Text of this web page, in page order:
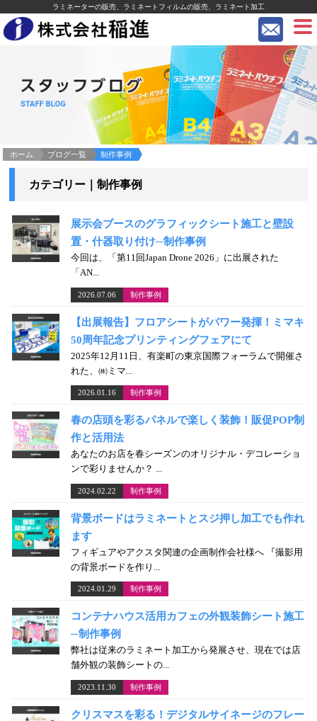
ラミネーターの販売、ラミネートフィルムの販売、ラミネート加工
ホーム ブログ一覧 制作事例
カテゴリー｜制作事例
展示会ブースのグラフィックシート施工と壁設
置・什器取り付け─制作事例
今回は、「第11回Japan Drone 2026」に出展された
「AN...
2026.07.06 制作事例
【出展報告】フロアシートがパワー発揮！ミマキ
50周年記念プリンティングフェアにて
2025年12月11日、有楽町の東京国際フォーラムで開催さ
れた、㈱ミマ...
2026.01.16 制作事例
春の店頭を彩るパネルで楽しく装飾！販促POP制
作と活用法
あなたのお店を春シーズンのオリジナル・デコレーショ
ンで彩りませんか？ ...
2024.02.22 制作事例
背景ボードはラミネートとスジ押し加工でも作れ
ます
フィギュアやアクスタ関連の企画制作会社様へ 『撮影用
の背景ボードを作り...
2024.01.29 制作事例
コンテナハウス活用カフェの外観装飾シート施工
─制作事例
弊社は従来のラミネート加工から発展させ、現在では店
舗外観の装飾シートの...
2023.11.30 制作事例
クリスマスを彩る！デジタルサイネージのフレー